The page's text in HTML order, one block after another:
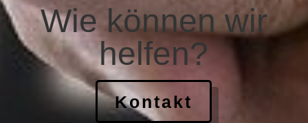
Wie können wir
helfen?
Kontakt